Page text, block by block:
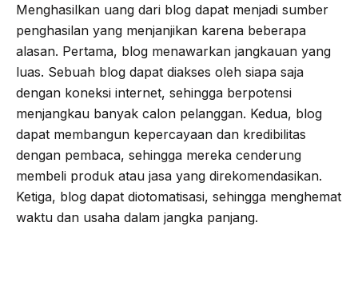
Menghasilkan uang dari blog dapat menjadi sumber
penghasilan yang menjanjikan karena beberapa
alasan. Pertama, blog menawarkan jangkauan yang
luas. Sebuah blog dapat diakses oleh siapa saja
dengan koneksi internet, sehingga berpotensi
menjangkau banyak calon pelanggan. Kedua, blog
dapat membangun kepercayaan dan kredibilitas
dengan pembaca, sehingga mereka cenderung
membeli produk atau jasa yang direkomendasikan.
Ketiga, blog dapat diotomatisasi, sehingga menghemat
waktu dan usaha dalam jangka panjang.